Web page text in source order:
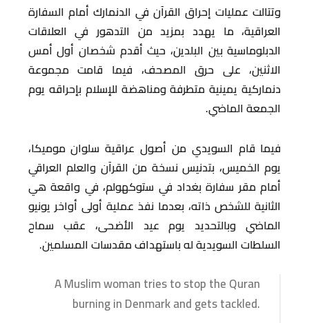
وتتالت عمليات إحراق القرآن في الدنمارك أمام السفارة
العراقية، ما يهدد بمزيد من التدهور في العلاقات
الدبلوماسية بين البلدين، حيث أقدم شخصان أول أمس
الاثنين، على حرق المصحف، فيما قامت مجموعة
دنماركية يمينية متطرفة ومناهضة للإسلام بإحراقه يوم
الجمعة الماضي.
فيما قام السويدي من أصول عراقية سلوان موميكا،
يوم الخميس، بتدنيس نسخة من القرآن والعلم العراقي
أمام مقر سفارة بغداد في ستوكهولم، في واقعة هي
الثانية للشخص ذاته، بعدما نفذ عملية أولى أواخر يونيو
الماضي وبالتحديد يوم عيد الأضحى، عقب سماح
السلطات السويدية له باستهداف مقدسات المسلمين.
A Muslim woman tries to stop the Quran
burning in Denmark and gets tackled.